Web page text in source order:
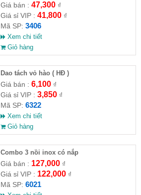
Giá bán : 47,300₫
Giá sỉ VIP : 41,800₫
Mã SP: 3406
Xem chi tiết
Giỏ hàng
Dao tách vỏ hào ( HĐ )
Giá bán : 6,100₫
Giá sỉ VIP : 3,850₫
Mã SP: 6322
Xem chi tiết
Giỏ hàng
Combo 3 nồi inox có nắp
Giá bán : 127,000₫
Giá sỉ VIP : 122,000₫
Mã SP: 6021